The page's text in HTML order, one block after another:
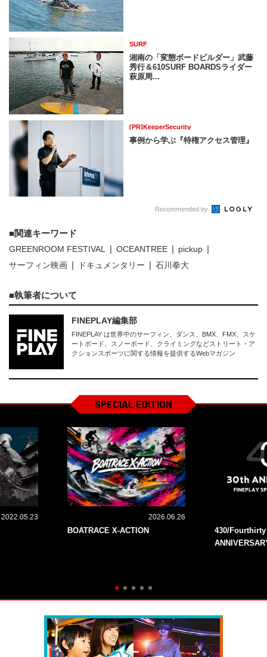
SURF
湘南の「変態ボードビルダー」武藤
秀行＆610SURF BOARDSライダー
萩原周...
[PR]KeeperSecurity
事例から学ぶ『特権アクセス管理』
Recommended by
関連キーワード
GREENROOM FESTIVAL OCEANTREE
pickup
サーフィン映画
ドキュメンタリー 石川拳大
執筆者について
FINEPLAY編集部
FINEPLAY は世界中のサーフィン、ダンス、BMX、FMX、スケ
ートボード、スノーボード、クライミングなどストリート・ア
クションスポーツに関する情報を提供するWebマガジン
SPECIAL EDITION
2022.05.23 2026.06.26
BOATRACE X-ACTION
430/